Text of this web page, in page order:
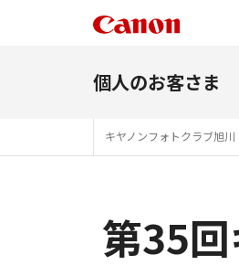
個人のお客さま
キヤノンフォトクラブ旭川
第35